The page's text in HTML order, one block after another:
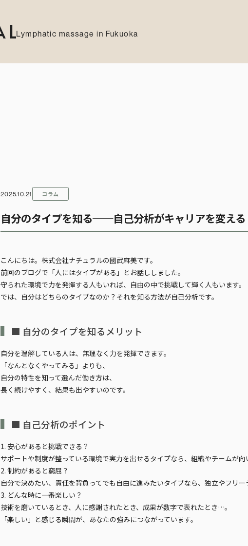
Lymphatic massage in Fukuoka
2025.10.21 コラム
自分のタイプを知る──自己分析がキャリアを変える
こんにちは。株式会社ナチュラルの國武麻美です。
前回のブログで「人にはタイプがある」とお話ししました。
守られた環境で力を発揮する人もいれば、自由の中で挑戦して輝く人もいます。
では、自分はどちらのタイプなのか？それを知る方法が自己分析です。
■ 自分のタイプを知るメリット
自分を理解している人は、無理なく力を発揮できます。
「なんとなくやってみる」よりも、
自分の特性を知って選んだ働き方は、
長く続けやすく、結果も出やすいのです。
■ 自己分析のポイント
1. 安心があると挑戦できる？
サポートや制度が整っている環境で実力を出せるタイプなら、組織やチームが向
2. 制約があると窮屈？
自分で決めたい、責任を背負ってでも自由に進みたいタイプなら、独立やフリー
3. どんな時に一番楽しい？
技術を磨いているとき、人に感謝されたとき、成果が数字で表れたとき…。
「楽しい」と感じる瞬間が、あなたの強みにつながっています。